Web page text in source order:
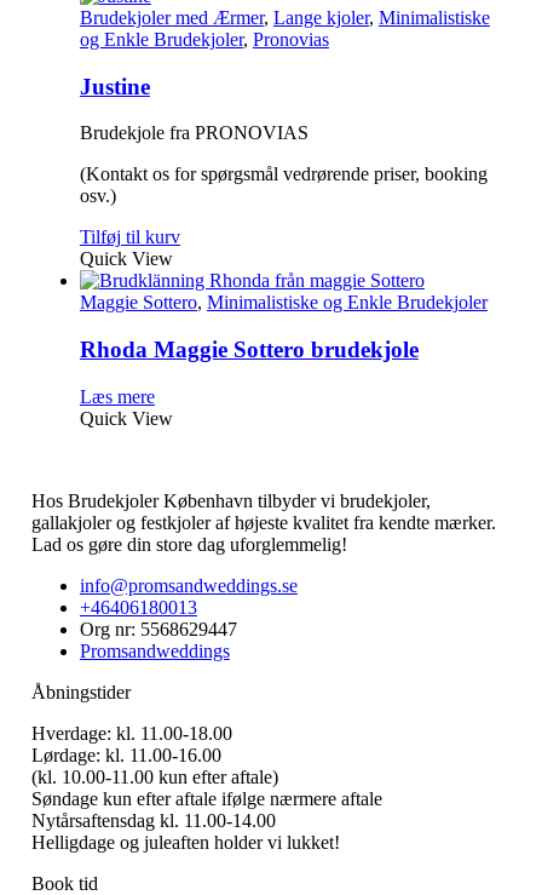
Brudekjoler med Ærmer, Lange kjoler, Minimalistiske
og Enkle Brudekjoler, Pronovias
Justine
Brudekjole fra PRONOVIAS
(Kontakt os for spørgsmål vedrørende priser, booking
osv.)
Tilføj til kurv
Quick View
Maggie Sottero, Minimalistiske og Enkle Brudekjoler
Rhoda Maggie Sottero brudekjole
Læs mere
Quick View
Hos Brudekjoler København tilbyder vi brudekjoler,
gallakjoler og festkjoler af højeste kvalitet fra kendte mærker.
Lad os gøre din store dag uforglemmelig!
info@promsandweddings.se
+46406180013
Org nr: 5568629447
Promsandweddings
Åbningstider
Hverdage: kl. 11.00-18.00
Lørdage: kl. 11.00-16.00
(kl. 10.00-11.00 kun efter aftale)
Søndage kun efter aftale ifølge nærmere aftale
Nytårsaftensdag kl. 11.00-14.00
Helligdage og juleaften holder vi lukket!
Book tid